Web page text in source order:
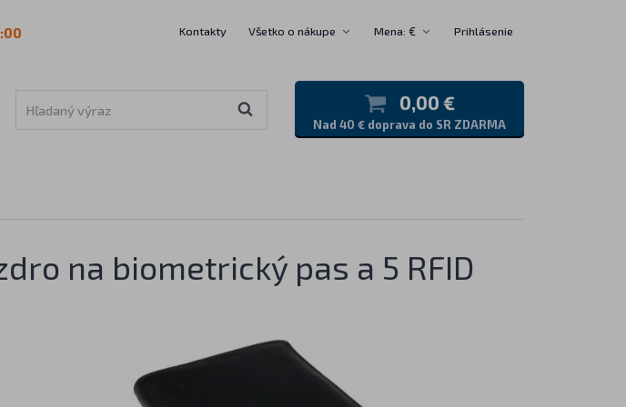
Kontakty Všetko o nákupe Mena: € Prihlásenie
0,00 €
Nad 40 € doprava do SR ZDARMA
na biometrický pas a 5 RFID